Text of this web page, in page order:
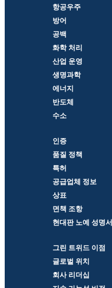
항공우주
방어
공백
화학 처리
산업 운영
생명과학
에너지
반도체
수소
인증
품질 정책
특허
공급업체 정보
상표
면책 조항
현대판 노예 성명서
그린 트위드 이점
글로벌 위치
회사 리더십